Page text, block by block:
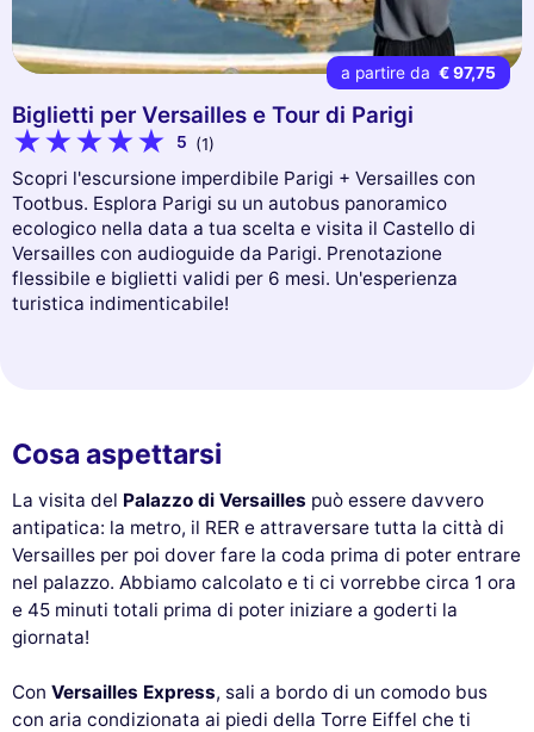
a partire da € 97,75
Biglietti per Versailles e Tour di Parigi
5 (1)
Scopri l'escursione imperdibile Parigi + Versailles con
Tootbus. Esplora Parigi su un autobus panoramico
ecologico nella data a tua scelta e visita il Castello di
Versailles con audioguide da Parigi. Prenotazione
flessibile e biglietti validi per 6 mesi. Un'esperienza
turistica indimenticabile!
Cosa aspettarsi
La visita del Palazzo di Versailles può essere davvero
antipatica: la metro, il RER e attraversare tutta la città di
Versailles per poi dover fare la coda prima di poter entrare
nel palazzo. Abbiamo calcolato e ti ci vorrebbe circa 1 ora
e 45 minuti totali prima di poter iniziare a goderti la
giornata!
Con Versailles Express, sali a bordo di un comodo bus
con aria condizionata ai piedi della Torre Eiffel che ti